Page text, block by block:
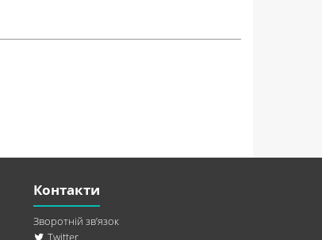
Контакти
Зворотній зв’язок
Twitter